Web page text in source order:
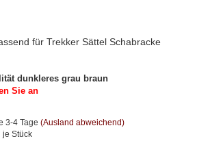
für Trekker Sättel Schabracke
dunkleres grau braun
Sie an
3-4 Tage (Ausland abweichend)
je Stück